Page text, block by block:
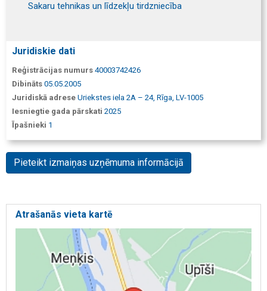
Sakaru tehnikas un līdzekļu tirdzniecība
Juridiskie dati
Reģistrācijas numurs 40003742426
Dibināts 05.05.2005
Juridiskā adrese Uriekstes iela 2A – 24, Rīga, LV-1005
Iesniegtie gada pārskati 2025
Īpašnieki 1
Pieteikt izmaiņas uzņēmuma informācijā
Atrašanās vieta kartē